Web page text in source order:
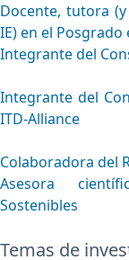
Docente, tutora
IE) en el Posgrado
Integrante del
Integrante del
ITD-Alliance
Colaboradora del
Asesora
Sostenibles
Temas de